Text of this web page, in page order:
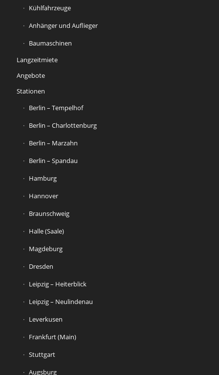
Kühlfahrzeuge
Anhänger und Auflieger
Baumaschinen
Langzeitmiete
Angebote
Stationen
Berlin – Tempelhof
Berlin – Charlottenburg
Berlin – Marzahn
Berlin – Spandau
Hamburg
Hannover
Braunschweig
Halle (Saale)
Magdeburg
Dresden
Leipzig – Heiterblick
Leipzig – Neulindenau
Leverkusen
Frankfurt (Main)
Stuttgart
Augsburg